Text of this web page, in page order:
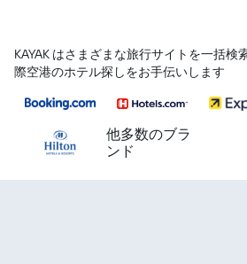
KAYAK はさまざまな旅行サイトを一括検
際空港のホテル探しをお手伝いします
他多数のブラ
ンド